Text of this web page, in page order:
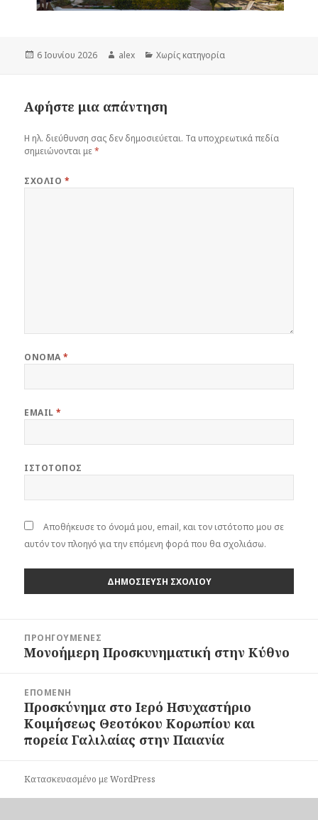
Δημοσιεύτηκε
6 Ιουνίου 2026 Συντάκτης
alex Κατηγορίες
Χωρίς κατηγορία
Αφήστε μια απάντηση
Η ηλ. διεύθυνση σας δεν δημοσιεύεται. Τα υποχρεωτικά πεδία
σημειώνονται με*
ΣΧΌΛΙΟ *
ΌΝΟΜΑ*
EMAIL*
ΙΣΤΌΤΟΠΟΣ
Αποθήκευσε το όνομά μου, email, και τον ιστότοπο μου σε
αυτόν τον πλοηγό για την επόμενη φορά που θα σχολιάσω.
άρθρωνΠΡΟΗΓΟΎΜΕΝΕΣ
Προηγούμενο
Μονοήμερη Προσκυνηματική στην Κύθνο
ΕΠΌΜΕΝΗ
Επόμενο
άρθρο:
Προσκύνημα στο Ιερό Ησυχαστήριο
Κοιμήσεως Θεοτόκου Κορωπίου και
πορεία Γαλιλαίας στην Παιανία
Κατασκευασμένο με WordPress